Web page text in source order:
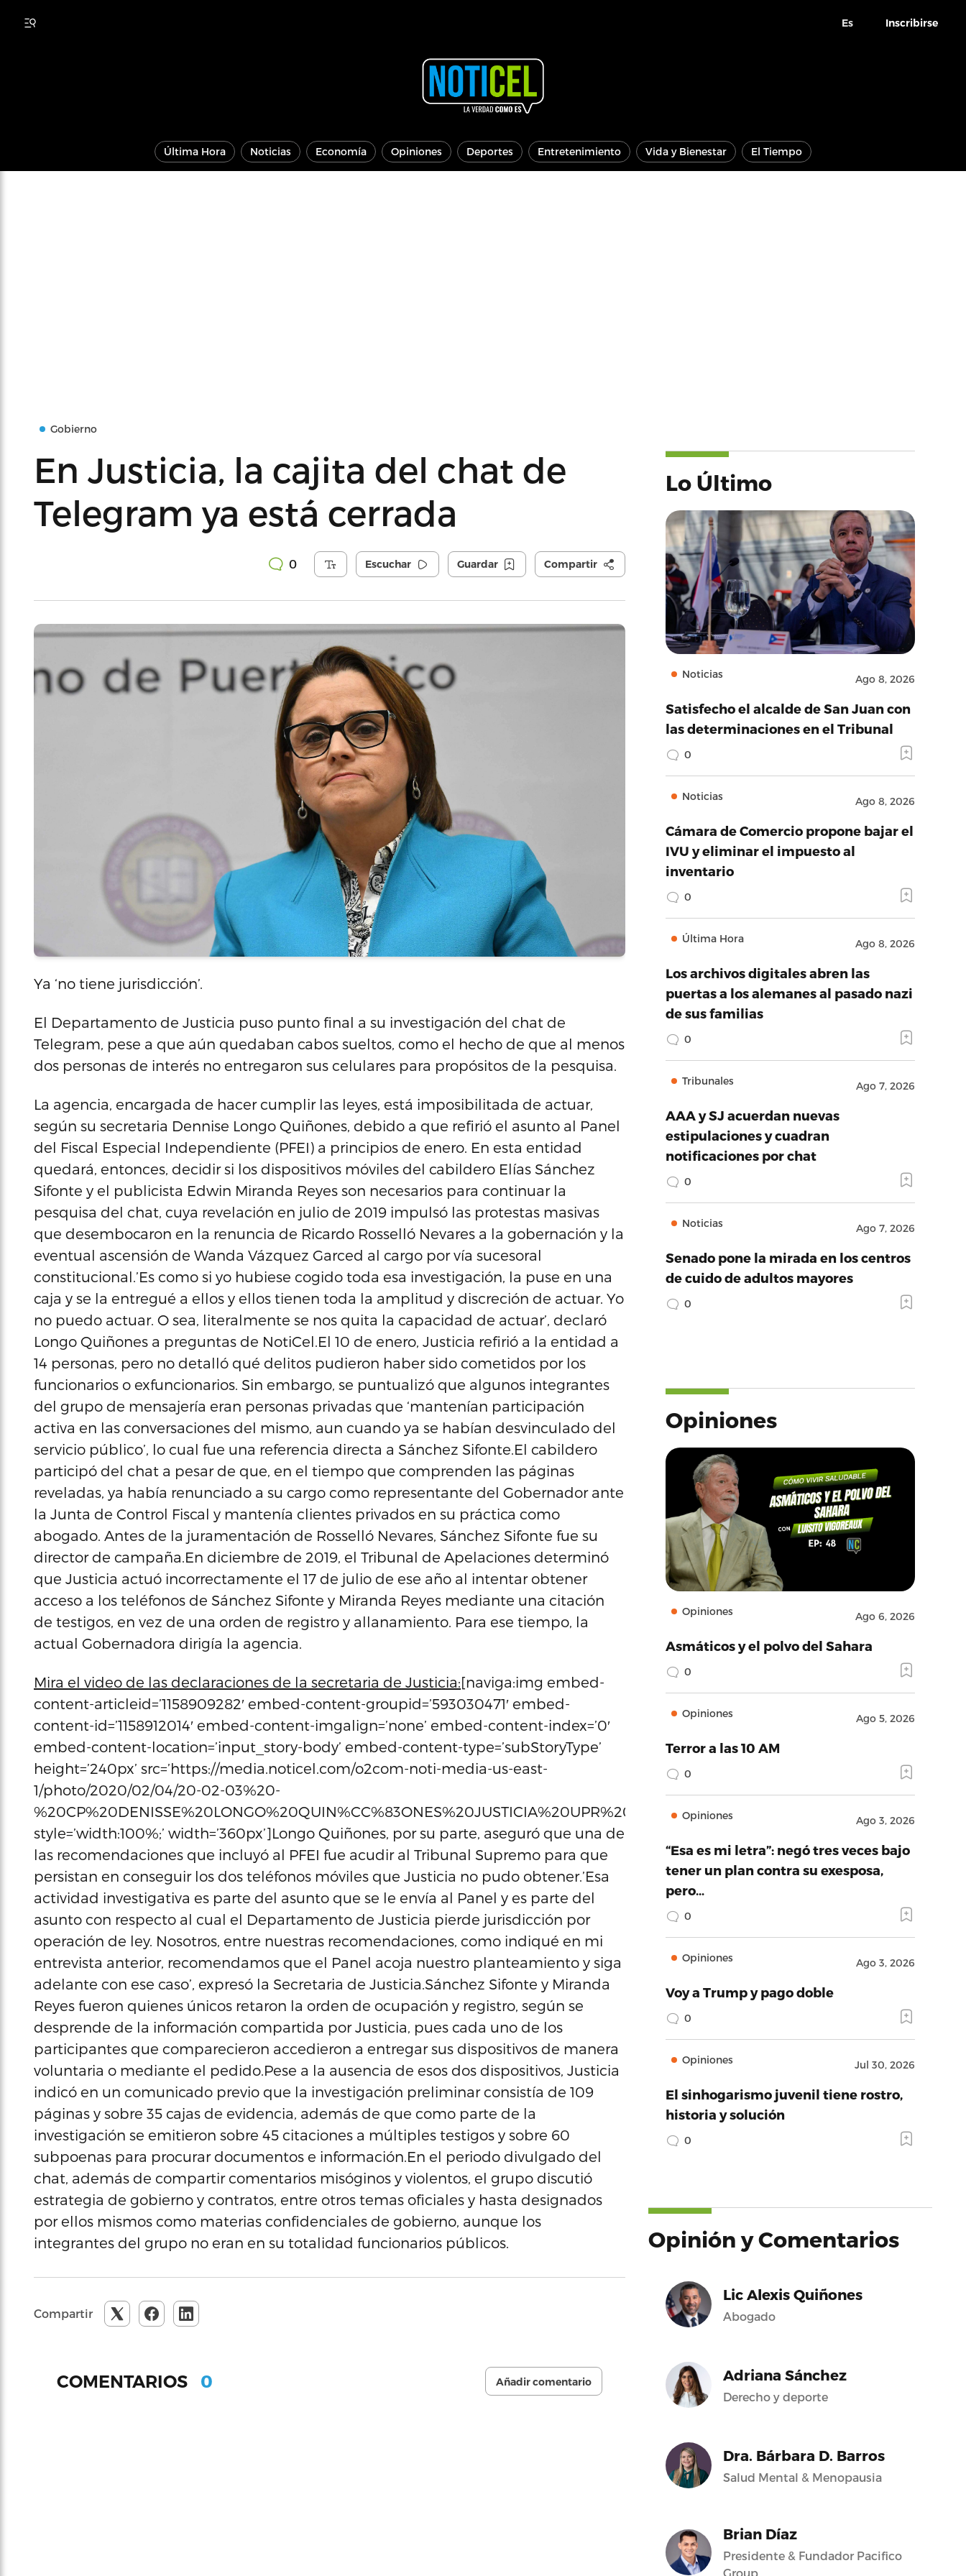
Es Inscribirse
Última Hora Noticias Economía Opiniones Deportes Entretenimiento Vida y Bienestar El Tiempo
Gobierno
En Justicia, la cajita del chat de
Telegram ya está cerrada
0 Escuchar Guardar Compartir
Ya ‘no tiene jurisdicción’.
El Departamento de Justicia puso punto final a su investigación del chat de
Telegram, pese a que aún quedaban cabos sueltos, como el hecho de que al menos
dos personas de interés no entregaron sus celulares para propósitos de la pesquisa.
La agencia, encargada de hacer cumplir las leyes, está imposibilitada de actuar,
según su secretaria Dennise Longo Quiñones, debido a que refirió el asunto al Panel
del Fiscal Especial Independiente (PFEI) a principios de enero. En esta entidad
quedará, entonces, decidir si los dispositivos móviles del cabildero Elías Sánchez
Sifonte y el publicista Edwin Miranda Reyes son necesarios para continuar la
pesquisa del chat, cuya revelación en julio de 2019 impulsó las protestas masivas
que desembocaron en la renuncia de Ricardo Rosselló Nevares a la gobernación y la
eventual ascensión de Wanda Vázquez Garced al cargo por vía sucesoral
constitucional.’Es como si yo hubiese cogido toda esa investigación, la puse en una
caja y se la entregué a ellos y ellos tienen toda la amplitud y discreción de actuar. Yo
no puedo actuar. O sea, literalmente se nos quita la capacidad de actuar’, declaró
Longo Quiñones a preguntas de NotiCel.El 10 de enero, Justicia refirió a la entidad a
14 personas, pero no detalló qué delitos pudieron haber sido cometidos por los
funcionarios o exfuncionarios. Sin embargo, se puntualizó que algunos integrantes
del grupo de mensajería eran personas privadas que ‘mantenían participación
activa en las conversaciones del mismo, aun cuando ya se habían desvinculado del
servicio público’, lo cual fue una referencia directa a Sánchez Sifonte.El cabildero
participó del chat a pesar de que, en el tiempo que comprenden las páginas
reveladas, ya había renunciado a su cargo como representante del Gobernador ante
la Junta de Control Fiscal y mantenía clientes privados en su práctica como
abogado. Antes de la juramentación de Rosselló Nevares, Sánchez Sifonte fue su
director de campaña.En diciembre de 2019, el Tribunal de Apelaciones determinó
que Justicia actuó incorrectamente el 17 de julio de ese año al intentar obtener
acceso a los teléfonos de Sánchez Sifonte y Miranda Reyes mediante una citación
de testigos, en vez de una orden de registro y allanamiento. Para ese tiempo, la
actual Gobernadora dirigía la agencia.
Mira el video de las declaraciones de la secretaria de Justicia:[naviga:img embed-
content-articleid=’1158909282′ embed-content-groupid=’593030471′ embed-
content-id=’1158912014′ embed-content-imgalign=’none’ embed-content-index=’0′
embed-content-location=’input_story-body’ embed-content-type=’subStoryType’
height=’240px’ src=’https://media.noticel.com/o2com-noti-media-us-east-
1/photo/2020/02/04/20-02-03%20-
style=’width:100%;’ width=’360px’]Longo Quiñones, por su parte, aseguró que una de
las recomendaciones que incluyó al PFEI fue acudir al Tribunal Supremo para que
persistan en conseguir los dos teléfonos móviles que Justicia no pudo obtener.’Esa
actividad investigativa es parte del asunto que se le envía al Panel y es parte del
asunto con respecto al cual el Departamento de Justicia pierde jurisdicción por
operación de ley. Nosotros, entre nuestras recomendaciones, como indiqué en mi
entrevista anterior, recomendamos que el Panel acoja nuestro planteamiento y siga
adelante con ese caso’, expresó la Secretaria de Justicia.Sánchez Sifonte y Miranda
Reyes fueron quienes únicos retaron la orden de ocupación y registro, según se
desprende de la información compartida por Justicia, pues cada uno de los
participantes que comparecieron accedieron a entregar sus dispositivos de manera
voluntaria o mediante el pedido.Pese a la ausencia de esos dos dispositivos, Justicia
indicó en un comunicado previo que la investigación preliminar consistía de 109
páginas y sobre 35 cajas de evidencia, además de que como parte de la
investigación se emitieron sobre 45 citaciones a múltiples testigos y sobre 60
subpoenas para procurar documentos e información.En el periodo divulgado del
chat, además de compartir comentarios misóginos y violentos, el grupo discutió
estrategia de gobierno y contratos, entre otros temas oficiales y hasta designados
por ellos mismos como materias confidenciales de gobierno, aunque los
integrantes del grupo no eran en su totalidad funcionarios públicos.
Compartir
COMENTARIOS 0 Añadir comentario
Lo Último
Noticias Ago 8, 2026
Satisfecho el alcalde de San Juan con
las determinaciones en el Tribunal
0
Noticias Ago 8, 2026
Cámara de Comercio propone bajar el
IVU y eliminar el impuesto al
inventario
0
Última Hora Ago 8, 2026
Los archivos digitales abren las
puertas a los alemanes al pasado nazi
de sus familias
0
Tribunales Ago 7, 2026
AAA y SJ acuerdan nuevas
estipulaciones y cuadran
notificaciones por chat
0
Noticias Ago 7, 2026
Senado pone la mirada en los centros
de cuido de adultos mayores
0
Opiniones
Opiniones Ago 6, 2026
Asmáticos y el polvo del Sahara
0
Opiniones Ago 5, 2026
Terror a las 10 AM
0
Opiniones Ago 3, 2026
“Esa es mi letra”: negó tres veces bajo
tener un plan contra su exesposa,
pero…
0
Opiniones Ago 3, 2026
Voy a Trump y pago doble
0
Opiniones Jul 30, 2026
El sinhogarismo juvenil tiene rostro,
historia y solución
0
Opinión y Comentarios
Lic Alexis Quiñones
Abogado
Adriana Sánchez
Derecho y deporte
Dra. Bárbara D. Barros
Salud Mental & Menopausia
Brian Díaz
Presidente & Fundador Pacifico
Group